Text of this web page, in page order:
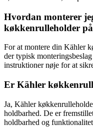
Hvordan monterer
køkkenrulleholder
For at montere din Kähler
der typisk
instruktioner nøje for at
Er Kähler
Ja, Kähler
holdbarhed. De er
holdbarhed og